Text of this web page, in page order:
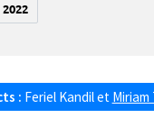
2022
: Feriel Kandilet Miriam